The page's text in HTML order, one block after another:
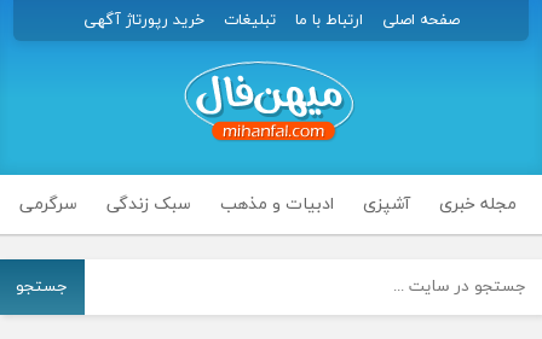
صفحه اصلی ارتباط با ما تبلیغات خرید رپورتاژ آگهی
مجله خبری آشپزی ادبیات و مذهب سبک زندگی سرگرمی
جستجو